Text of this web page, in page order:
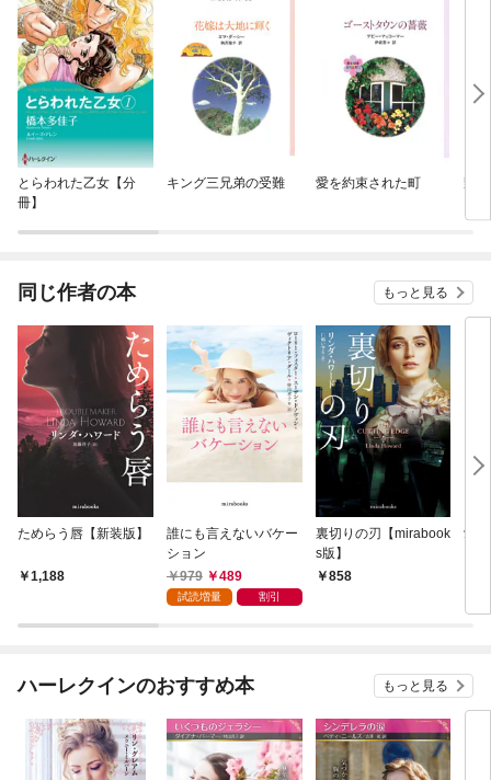
とらわれた乙女【分
冊】
キング三兄弟の受難 愛を約束された町
野
同じ作者の本 もっと見る
ためらう唇【新装版】
1,188
誰にも言えないバケー
ション
979
489
試読増量 割引
裏切りの刃【mirabook
s版】
858
愛
ハーレクインのおすすめ本 もっと見る